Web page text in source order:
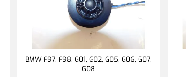
BMW F97, F98, G01, G02, G05, G06, G07,
G08